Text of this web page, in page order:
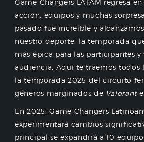
Game Changers LATAM regresa
acción, equipos y muchas
pasado fue increíble y
nuestro deporte, la temporada
más épica para las participantes y
audiencia. Aquí te traemos todos
la temporada 2025 del circuito
géneros marginados de Valorant
En 2025, Game Changers
experimentará cambios
principal se expandirá a 10